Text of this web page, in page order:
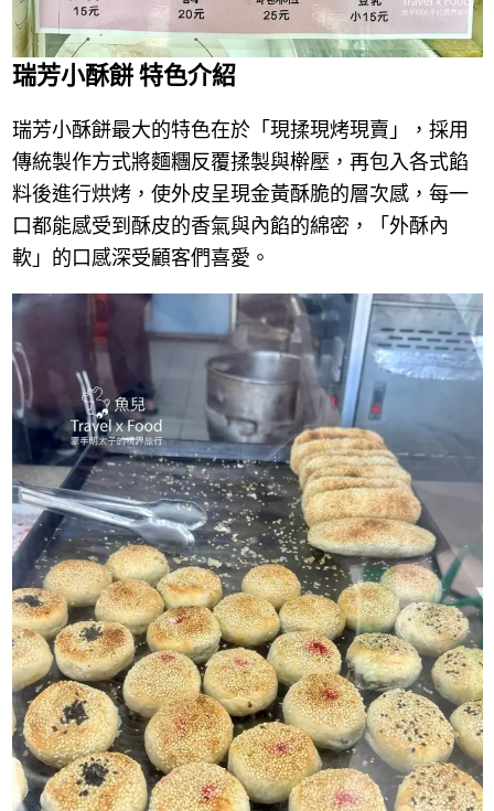
瑞芳小酥餅 特色介紹
瑞芳小酥餅最大的特色在於「現揉現烤現賣」，採用
傳統製作方式將麵糰反覆揉製與檊壓，再包入各式餡
料後進行烘烤，使外皮呈現金黃酥脆的層次感，每一
口都能感受到酥皮的香氣與內餡的綿密，「外酥內
軟」的口感深受顧客們喜愛。